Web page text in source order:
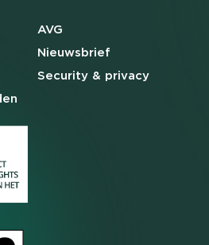
AVG
Nieuwsbrief
Security & privacy